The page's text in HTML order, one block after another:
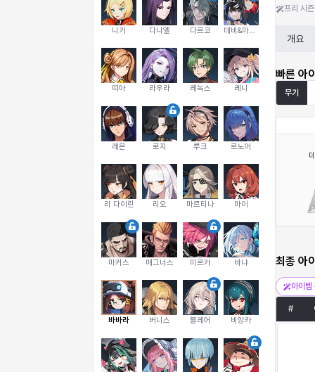
니키 다니엘 다르코
띠아 라우라 레녹스 레니
레온 로지 루크 르노어
리 다이린 리오 마르티나 마이
마커스 매그너스 미르카 바냐
바바라 버니스 블레어 비앙카
프리 시
개요
빠른 아
무기
최종 아
아이템
#